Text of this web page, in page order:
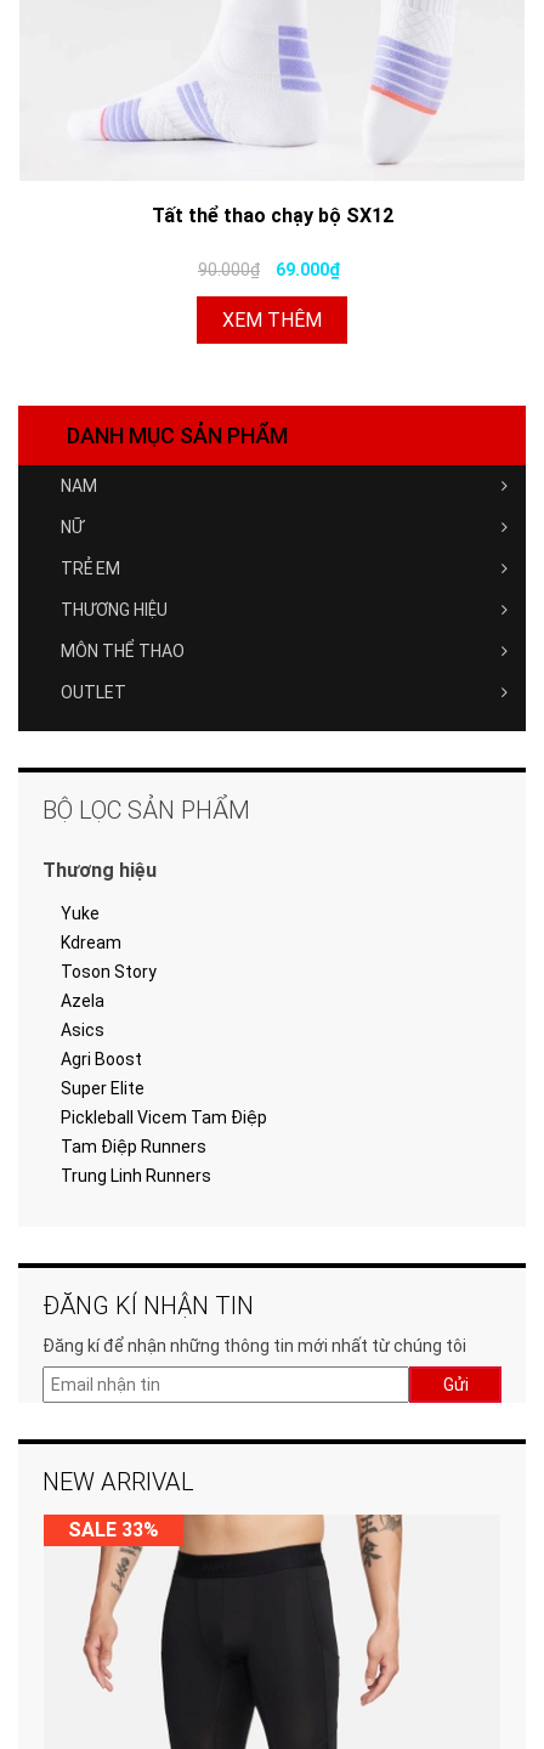
Tất thể thao chạy bộ SX12
90.000₫ 69.000₫
XEM THÊM
DANH MỤC SẢN PHẨM
NAM
NỮ
TRẺ EM
THƯƠNG HIỆU
MÔN THỂ THAO
OUTLET
BỘ LỌC SẢN PHẨM
Thương hiệu
Yuke
Kdream
Toson Story
Azela
Asics
Agri Boost
Super Elite
Pickleball Vicem Tam Điệp
Tam Điệp Runners
Trung Linh Runners
ĐĂNG KÍ NHẬN TIN
Đăng kí để nhận những thông tin mới nhất từ chúng tôi
Gửi
NEW ARRIVAL
SALE 33%